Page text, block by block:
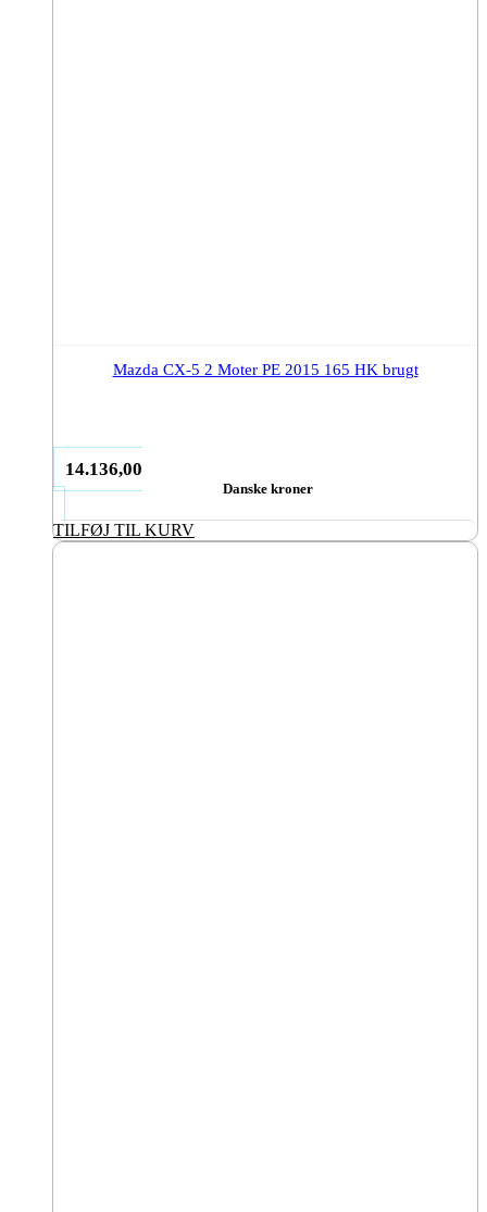
Mazda CX-5 2 Moter PE 2015 165 HK brugt
14.136,00
Danske kroner
TILFØJ TIL KURV